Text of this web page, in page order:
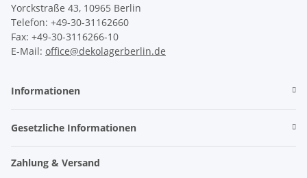
Yorckstraße 43, 10965 Berlin
Telefon: +49-30-31162660
Fax: +49-30-3116266-10
E-Mail: office@dekolagerberlin.de
Informationen
Gesetzliche Informationen
Zahlung & Versand